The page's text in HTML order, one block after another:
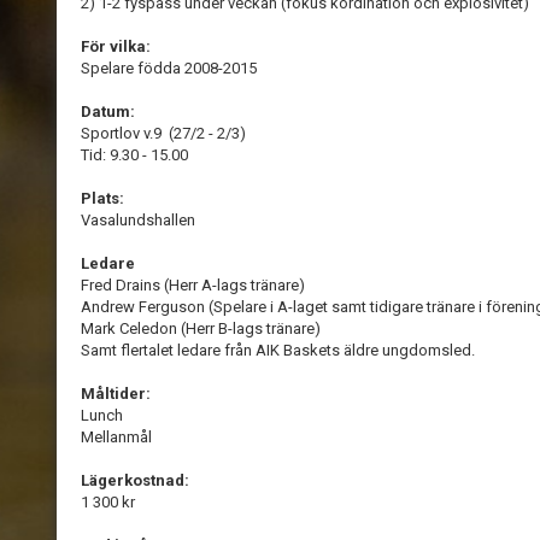
För vilka:
Spelare födda 2008-2015
Datum:
Sportlov v.9 (27/2 - 2/3)
Tid: 9.30 - 15.00
Plats:
Vasalundshallen
Ledare
Fred Drains (Herr A-lags tränare)
Andrew Ferguson (Spelare i A-laget samt tidigare tränare i
Mark Celedon (Herr B-lags tränare)
Samt flertalet ledare från AIK Baskets äldre ungdomsled.
Måltider:
Lunch
Mellanmål
Lägerkostnad:
1 300 kr